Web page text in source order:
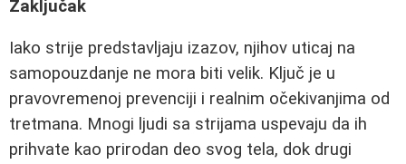
Zaključak
Iako strije predstavljaju izazov, njihov uticaj na
samopouzdanje ne mora biti velik. Ključ je u
pravovremenoj prevenciji i realnim očekivanjima od
tretmana. Mnogi ljudi sa strijama uspevaju da ih
prihvate kao prirodan deo svog tela, dok drugi